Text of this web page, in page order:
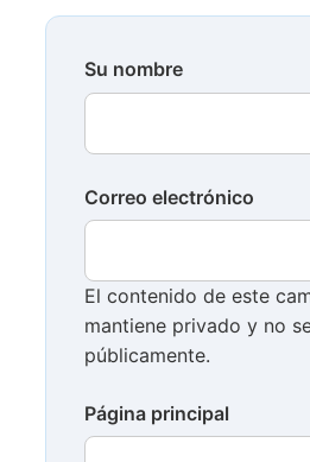
Su nombre
Correo electrónico
El contenido de este
mantiene privado y no
públicamente.
Página principal